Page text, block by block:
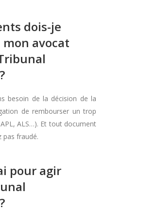
dois-je
avocat
besoin de la décision de la
de rembourser un trop
APL, ALS…). Et tout document
pas fraudé.
pour agir